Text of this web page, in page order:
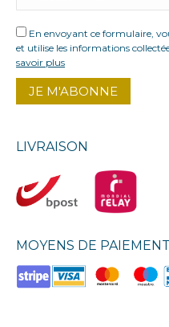
En envoyant ce formulaire,
et utilise les informations
savoir plus
LIVRAISON
MOYENS DE PAIEMENT